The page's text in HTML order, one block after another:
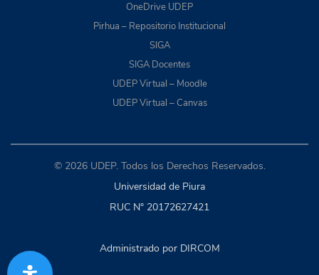
OneDrive UDEP
Pirhua – Repositorio Institucional
SIGA
SIGA Docentes
UDEP Virtual – Moodle
UDEP Virtual – Canvas
© 2026 UDEP. Todos los Derechos Reservados.
Universidad de Piura
RUC N° 20172627421
Administrado por DIRCOM